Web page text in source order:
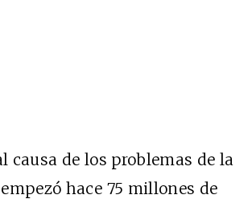
causa de los problemas de la
hace 75 millones de